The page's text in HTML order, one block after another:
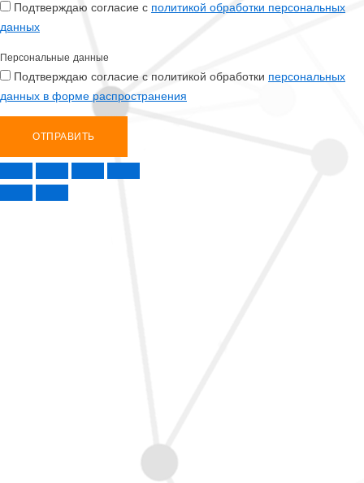
Подтверждаю согласие с политикой обработки персональных
данных
Персональные данные
Подтверждаю согласие с политикой обработки персональных
данных в форме распространения
ОТПРАВИТЬ